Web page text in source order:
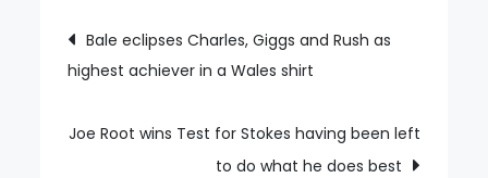
his
Wallabies
deliver
Post
navigation
Bale eclipses Charles, Giggs and Rush as
highest achiever in a Wales shirt
Joe Root wins Test for Stokes having been left
to do what he does best